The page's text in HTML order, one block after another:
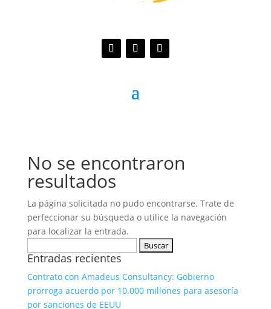
No se encontraron
resultados
La página solicitada no pudo encontrarse. Trate de
perfeccionar su búsqueda o utilice la navegación
para localizar la entrada.
Entradas recientes
Contrato con Amadeus Consultancy: Gobierno
prorroga acuerdo por 10.000 millones para asesoría
por sanciones de EEUU